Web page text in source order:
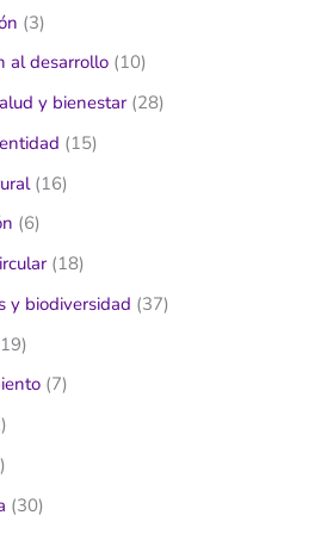
(3)
al desarrollo (10)
y bienestar(28)
(15)
(16)
(6)
(18)
y biodiversidad (37)
(7)
(30)